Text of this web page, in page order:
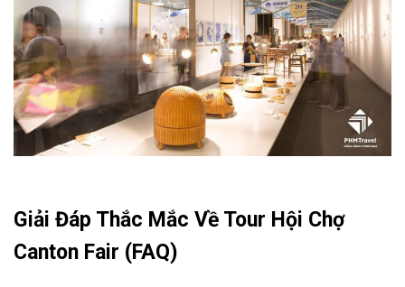
Giải Đáp Thắc Mắc Về Tour Hội Chợ
Canton Fair (FAQ)